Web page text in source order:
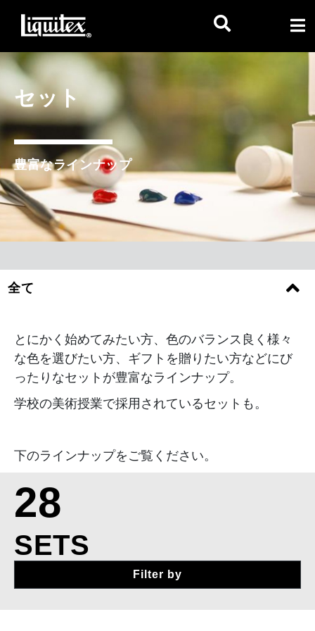
セット
豊富なラインナップ
全て
とにかく始めてみたい方、色のバランス良く様々
な色を選びたい方、ギフトを贈りたい方などにび
ったりなセットが豊富なラインナップ。
学校の美術授業で採用されているセットも。
下のラインナップをご覧ください。
28
SETS
Filter by